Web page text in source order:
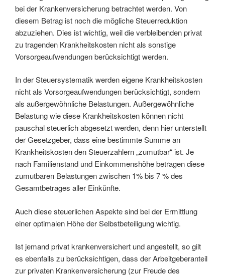
bei der Krankenversicherung betrachtet werden. Von
diesem Betrag ist noch die mögliche Steuerreduktion
abzuziehen. Dies ist wichtig, weil die verbleibenden privat
zu tragenden Krankheitskosten nicht als sonstige
Vorsorgeaufwendungen berücksichtigt werden.
In der Steuersystematik werden eigene Krankheitskosten
nicht als Vorsorgeaufwendungen berücksichtigt, sondern
als außergewöhnliche Belastungen. Außergewöhnliche
Belastung wie diese Krankheitskosten können nicht
pauschal steuerlich abgesetzt werden, denn hier unterstellt
der Gesetzgeber, dass eine bestimmte Summe an
Krankheitskosten den Steuerzahlern „zumutbar“ ist. Je
nach Familienstand und Einkommenshöhe betragen diese
zumutbaren Belastungen zwischen 1% bis 7 % des
Gesamtbetrages aller Einkünfte.
Auch diese steuerlichen Aspekte sind bei der Ermittlung
einer optimalen Höhe der Selbstbeteiligung wichtig.
Ist jemand privat krankenversichert und angestellt, so gilt
es ebenfalls zu berücksichtigen, dass der Arbeitgeberanteil
zur privaten Krankenversicherung (zur Freude des